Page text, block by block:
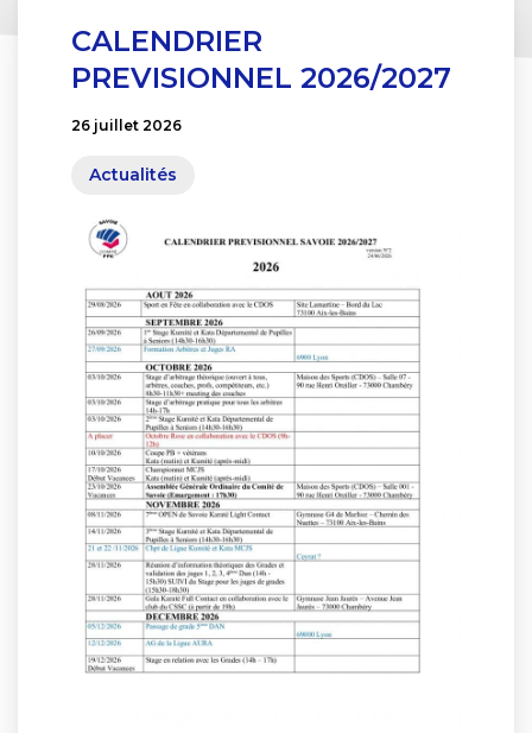
CALENDRIER
PREVISIONNEL 2026/2027
26 juillet 2026
Actualités